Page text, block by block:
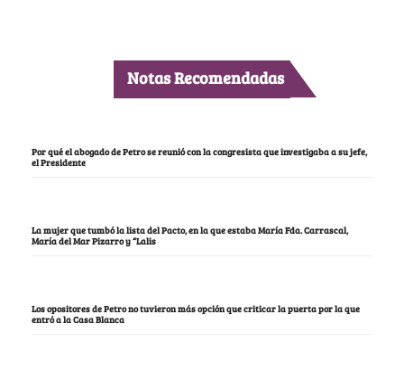
Notas Recomendadas
Por qué el abogado de Petro se reunió con la congresista que investigaba a su jefe,
el Presidente
La mujer que tumbó la lista del Pacto, en la que estaba María Fda. Carrascal,
María del Mar Pizarro y “Lalis
Los opositores de Petro no tuvieron más opción que criticar la puerta por la que
entró a la Casa Blanca